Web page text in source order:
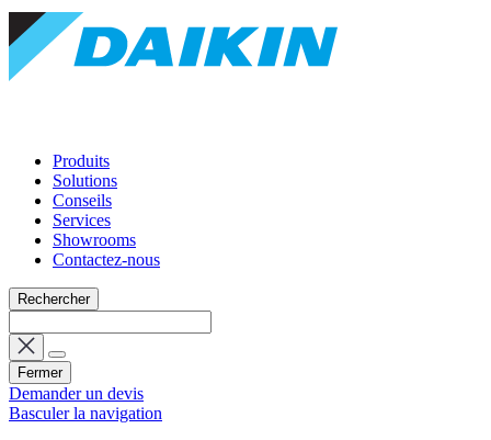
Produits
Solutions
Conseils
Services
Showrooms
Contactez-nous
Rechercher
Fermer
Demander un devis
Basculer la navigation